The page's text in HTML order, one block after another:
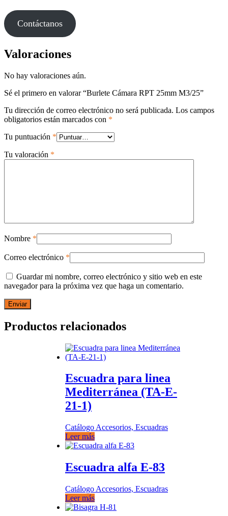
Contáctanos
Valoraciones
No hay valoraciones aún.
Sé el primero en valorar “Burlete Cámara RPT 25mm M3/25”
Tu dirección de correo electrónico no será publicada. Los campos
obligatorios están marcados con *
Tu puntuación *
Tu valoración *
Nombre *
Correo electrónico *
Guardar mi nombre, correo electrónico y sitio web en este
navegador para la próxima vez que haga un comentario.
Productos relacionados
Escuadra para linea
Mediterránea (TA-E-
21-1)
Catálogo Accesorios, Escuadras
Leer más
Escuadra alfa E-83
Catálogo Accesorios, Escuadras
Leer más